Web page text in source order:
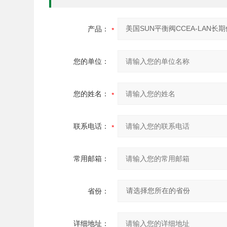
产品：
您的单位：
您的姓名：
联系电话：
常用邮箱：
省份：
详细地址：